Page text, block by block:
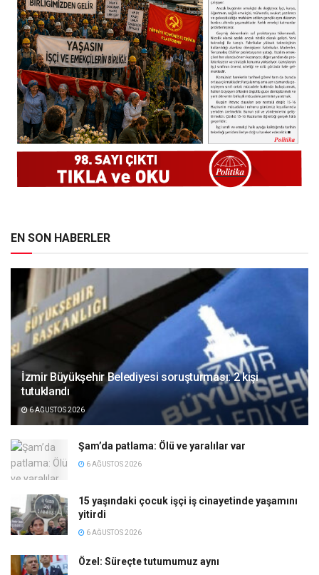
EN SON HABERLER
İzmir Büyükşehir Belediyesi soruşturması: 2 kişi
tutuklandı
6 AĞUSTOS 2026
Şam’da patlama: Ölü ve yaralılar var
6 AĞUSTOS 2026
15 yaşındaki çocuk işçi iş cinayetinde yaşamını
yitirdi
6 AĞUSTOS 2026
Özel: Süreçte tutumumuz aynı